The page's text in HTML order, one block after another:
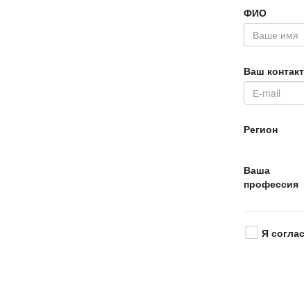
ФИО
аш
Регион
аша
профессия
Я